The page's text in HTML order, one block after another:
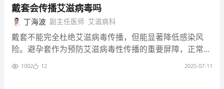
接受规范抗病毒治疗。分娩时选择剖宫产，产后避免母乳
喂养，通过系列措施最大程度降低母婴传播几率，守护新
生儿健康。
循医嘱，保持良好生活习惯，增强自身抵抗力，延缓病情
发展，降低并发症风险。 艾滋病没有症状如何处理 及时
检测确诊： 即便无症状，若有过高危行为，应尽快进行
艾滋病检测。可选择正规医疗机构或疾控中心，通过HIV
对控制病情极为关键。 启动规范治疗： 一旦确诊，即便
白质、维生素及矿物质等营养物质，有助于增强患者体
质，提升免疫力，改善身体整体状况。 尽管HIV无法被完
全根治，但只要积极接受治疗，患者的病情能够得到有效
控制。坚持规范治疗，大多数患者的生存期可显著延长，
生活质量也会得到提升。定期复诊，严格遵循医嘱调整治
疗方案，对有效应对疾病、降低疾病对生活的不良影响极
针对感染类型进行治疗。针对不同病原体，遵医嘱采取相
应抗菌、抗真菌或抗病毒治疗措施，以控制感染症状，减
轻患者痛苦。 4、并发症治疗： 艾滋病可能引发多种并发
症，如肿瘤、心血管疾病等。针对这些并发症，需根据具
症进行干预，防止病情恶化，保障患者身体机能。 5、中
巴系统症状：淋巴结肿大，常见于颈部、腋窝和腹股沟等
部位。 消化系统症状：食欲减退、恶心呕吐、腹泻等。
皮肤和黏膜症状：皮疹，可能出现在胸部、背部或面部，
伴有瘙痒感；黏膜疹，如口腔黏膜、舌部出现红色或出血
性斑点。 神经系统症状：头痛、头晕等。 2、无症状期
（潜伏期）： 此期可持续数年甚至十年以上，期间患者
戴套会传播艾滋病毒吗
丁海波 副主任医师 艾滋病科
戴套不能完全杜绝艾滋病毒传播，但能显著降低感染风
险。避孕套作为预防艾滋病毒性传播的重要屏障，正常使
用时防护效果显著，然而在多种特殊情况下，仍存在病毒
1002 12 2025-07-11